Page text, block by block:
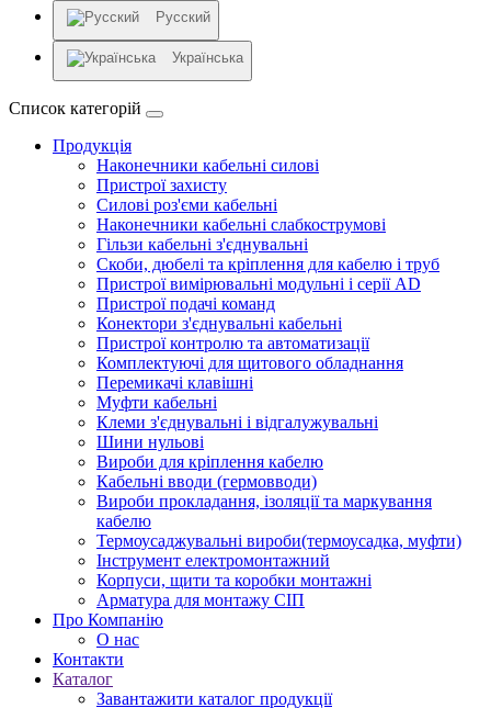
Русский
Українська
Список категорій
Продукція
Наконечники кабельні силові
Пристрої захисту
Силові роз'єми кабельні
Наконечники кабельні слабкострумові
Гільзи кабельні з'єднувальні
Скоби, дюбелі та кріплення для кабелю і труб
Пристрої вимірювальні модульні і серії AD
Пристрої подачі команд
Конектори з'єднувальні кабельні
Пристрої контролю та автоматизації
Комплектуючі для щитового обладнання
Перемикачі клавішні
Муфти кабельні
Клеми з'єднувальні і відгалужувальні
Шини нульові
Вироби для кріплення кабелю
Кабельні вводи (гермовводи)
Вироби прокладання, iзоляції та маркування
кабелю
Термоусаджувальні вироби(термоусадка, муфти)
Інструмент електромонтажний
Корпуси, щити та коробки монтажні
Арматура для монтажу СІП
Про Компанію
О нас
Контакти
Каталог
Завантажити каталог продукції